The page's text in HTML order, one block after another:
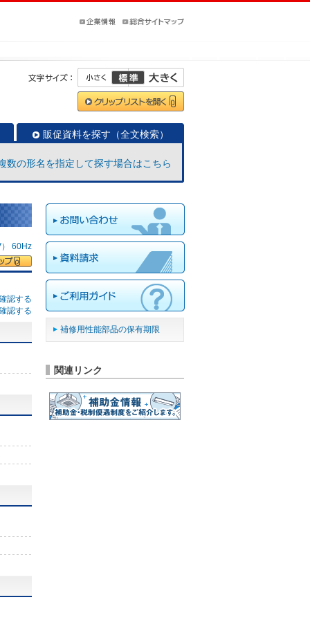
販促資料を探す（全文検索）
数の形名を指定して探す場合はこちら
60Hz
認する
認する
補修用性能部品の保有期限
関連リンク